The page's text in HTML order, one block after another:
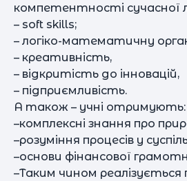
компетентності сучасної
– soft skills;
– логіко-математичну
– креативність,
– відкритість до інновацій,
– підприємливість.
А також – учні отримують:
–комплексні знання про
–розуміння процесів у
–основи фінансової
–Таким чином реалізується